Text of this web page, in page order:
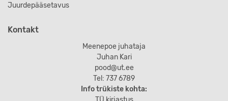
Juurdepääsetavus
Kontakt
Meenepoe juhataja
Juhan Kari
pood@ut.ee
Tel: 737 6789
Info trükiste kohta: